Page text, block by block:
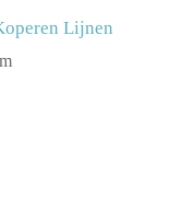
Lijnen